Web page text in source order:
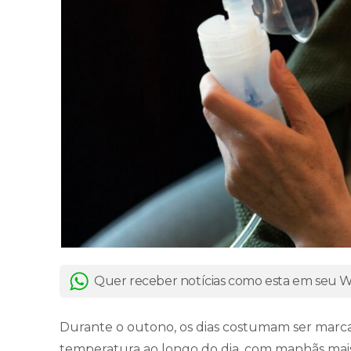
Quer receber notícias como esta em seu
Durante o outono, os dias costumam ser